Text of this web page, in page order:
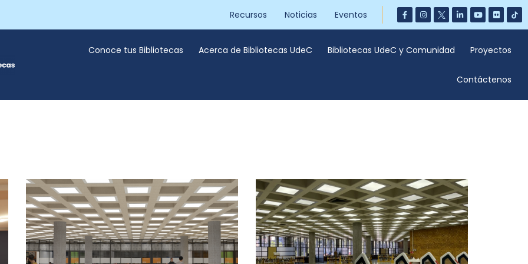
Recursos Noticias Eventos
Conoce tus Bibliotecas Acerca de Bibliotecas UdeC Bibliotecas UdeC y Comunidad Proyectos
Contáctenos